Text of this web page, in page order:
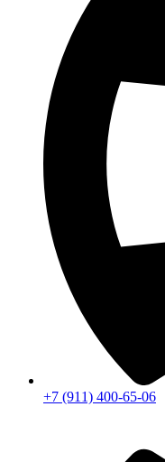
+7 (911) 400-65-06